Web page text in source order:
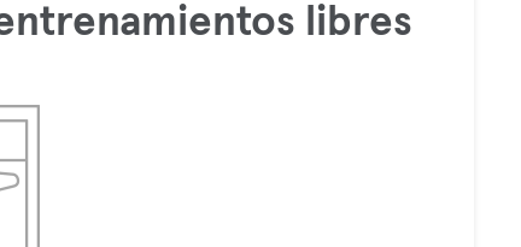
libres